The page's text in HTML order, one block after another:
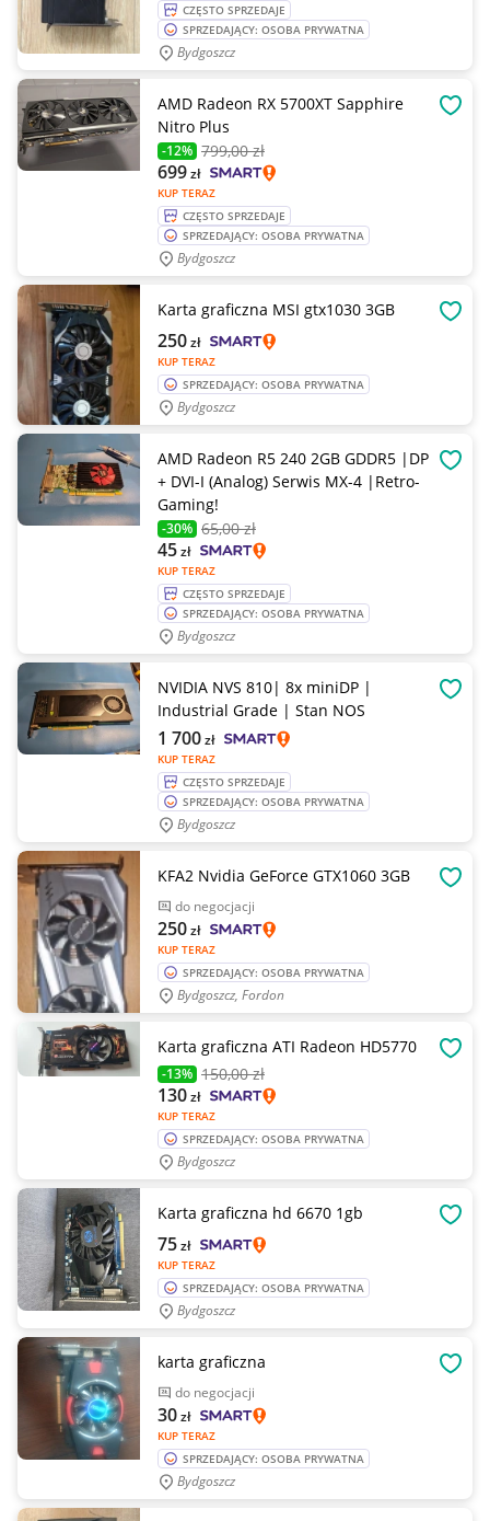
CZĘSTO SPRZEDAJE
SPRZEDAJĄCY: OSOBA PRYWATNA
Bydgoszcz
AMD Radeon RX 5700XT Sapphire
Nitro Plus
-12% 799,00 zł
KUP TERAZ
699zł
CZĘSTO SPRZEDAJE
SPRZEDAJĄCY: OSOBA PRYWATNA
Bydgoszcz
Karta graficzna MSI gtx1030 3GB
KUP TERAZ
250zł
SPRZEDAJĄCY: OSOBA PRYWATNA
Bydgoszcz
AMD Radeon R5 240 2GB GDDR5 |DP
+ DVI-I (Analog) Serwis MX-4 |Retro-
Gaming!
-30% 65,00 zł
KUP TERAZ
45zł
CZĘSTO SPRZEDAJE
SPRZEDAJĄCY: OSOBA PRYWATNA
Bydgoszcz
NVIDIA NVS 810| 8x miniDP |
Industrial Grade | Stan NOS
KUP TERAZ
1 700zł
CZĘSTO SPRZEDAJE
SPRZEDAJĄCY: OSOBA PRYWATNA
Bydgoszcz
KFA2 Nvidia GeForce GTX1060 3GB
do negocjacji
KUP TERAZ
250zł
SPRZEDAJĄCY: OSOBA PRYWATNA
Bydgoszcz, Fordon
Karta graficzna ATI Radeon HD5770
-13% 150,00 zł
KUP TERAZ
130zł
SPRZEDAJĄCY: OSOBA PRYWATNA
Bydgoszcz
Karta graficzna hd 6670 1gb
KUP TERAZ
75zł
SPRZEDAJĄCY: OSOBA PRYWATNA
Bydgoszcz
karta graficzna
do negocjacji
KUP TERAZ
30zł
SPRZEDAJĄCY: OSOBA PRYWATNA
Bydgoszcz